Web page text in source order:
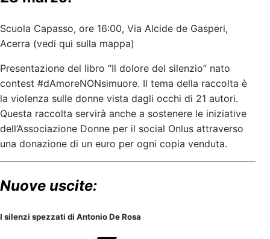
Scuola Capasso, ore 16:00, Via Alcide de Gasperi,
Acerra (vedi qui sulla mappa)
Presentazione del libro “Il dolore del silenzio” nato
contest #dAmoreNONsimuore. Il tema della raccolta è
la violenza sulle donne vista dagli occhi di 21 autori.
Questa raccolta servirà anche a sostenere le iniziative
dell’Associazione Donne per il social Onlus attraverso
una donazione di un euro per ogni copia venduta.
Nuove uscite:
I silenzi spezzati di Antonio De Rosa